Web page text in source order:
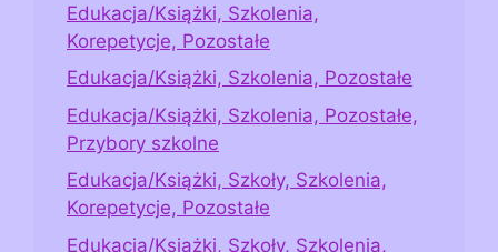
Edukacja/Książki, Szkolenia,
Korepetycje, Pozostałe
Edukacja/Książki, Szkolenia, Pozostałe
Edukacja/Książki, Szkolenia, Pozostałe,
Przybory szkolne
Edukacja/Książki, Szkoły, Szkolenia,
Korepetycje, Pozostałe
Edukacja/Książki, Szkoły, Szkolenia,